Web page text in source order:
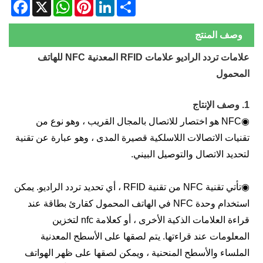
وصف المنتج
علامات تردد الراديو علامات RFID المعدنية NFC للهاتف
NFC هو اختصار للاتصال بالمجال القريب ، وهو نوع من
الاتصالات اللاسلكية قصيرة المدى ، وهو عبارة عن تقنية
الاتصال والتوصيل البيني.
تأتي تقنية NFC من تقنية RFID ، أي تحديد تردد الراديو. يمكن
استخدام وحدة NFC في الهاتف المحمول كقارئ بطاقة عند
قراءة العلامات الذكية الأخرى ، أو كعلامة nfc لتخزين
عند قراءتها. يتم لصقها على الأسطح المعدنية
والأسطح المنحنية ، ويمكن لصقها على ظهر الهواتف